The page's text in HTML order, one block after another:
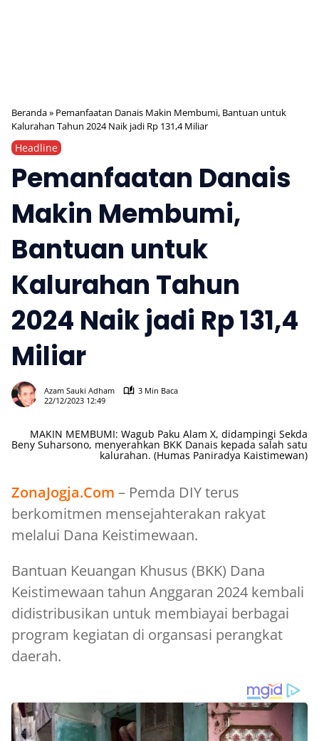
Beranda» Pemanfaatan Danais Makin Membumi, Bantuan untuk
Kalurahan Tahun 2024 Naik jadi Rp 131,4 Miliar
Headline
Pemanfaatan Danais
Makin Membumi,
Bantuan untuk
Kalurahan Tahun
2024 Naik jadi Rp 131,4
Miliar
Azam Sauki Adham
3 Min Baca
22/12/2023 12:49
MAKIN MEMBUMI: Wagub Paku Alam X, didampingi Sekda
Beny Suharsono, menyerahkan BKK Danais kepada salah satu
kalurahan. (Humas Paniradya Kaistimewan)
ZonaJogja.Com – Pemda DIY terus
berkomitmen mensejahterakan rakyat
melalui Dana Keistimewaan.
Bantuan Keuangan Khusus (BKK) Dana
Keistimewaan tahun Anggaran 2024 kembali
didistribusikan untuk membiayai berbagai
program kegiatan di organsasi perangkat
daerah.